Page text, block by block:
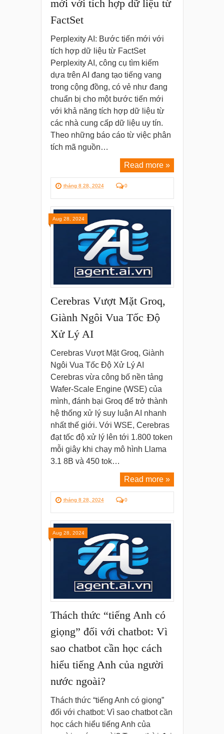
mới với tích hợp dữ liệu từ
FactSet
Perplexity AI: Bước tiến mới với
tích hợp dữ liệu từ FactSet
Perplexity AI, công cụ tìm kiếm
dựa trên AI đang tạo tiếng vang
trong cộng đồng, có vẻ như đang
chuẩn bị cho một bước tiến mới
với khả năng tích hợp dữ liệu từ
các nhà cung cấp dữ liệu uy tín.
Theo những báo cáo từ việc phân
tích mã nguồn…
Read more »
tháng 8 28, 2024 0
Cerebras Vượt Mặt Groq,
Giành Ngôi Vua Tốc Độ
Xử Lý AI
Cerebras Vượt Mặt Groq, Giành
Ngôi Vua Tốc Độ Xử Lý AI
Cerebras vừa công bố nền tảng
Wafer-Scale Engine (WSE) của
mình, đánh bại Groq để trở thành
hệ thống xử lý suy luận AI nhanh
nhất thế giới. Với WSE, Cerebras
đạt tốc độ xử lý lên tới 1.800 token
mỗi giây khi chạy mô hình Llama
3.1 8B và 450 tok…
Read more »
tháng 8 28, 2024 0
Aug 28, 2024
Thách thức “tiếng Anh có
giọng” đối với chatbot: Vì
sao chatbot cần học cách
hiểu tiếng Anh của người
nước ngoài?
Thách thức “tiếng Anh có giọng”
đối với chatbot: Vì sao chatbot cần
học cách hiểu tiếng Anh của
Aug 28, 2024